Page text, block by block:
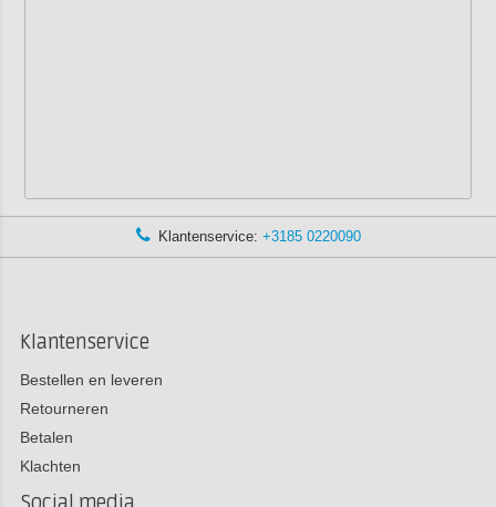
Klantenservice: +3185 0220090
Klantenservice
Bestellen en leveren
Retourneren
Betalen
Klachten